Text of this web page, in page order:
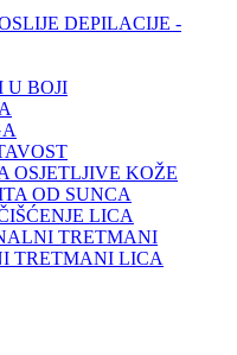
DEPILACIJE -
U BOJI
OSJETLJIVE KOŽE
OD SUNCA
LICA
TRETMANI
TRETMANI LICA